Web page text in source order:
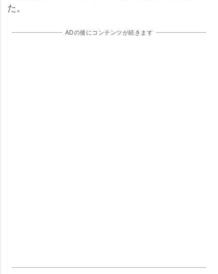
た。
ADの後にコンテンツが続きます